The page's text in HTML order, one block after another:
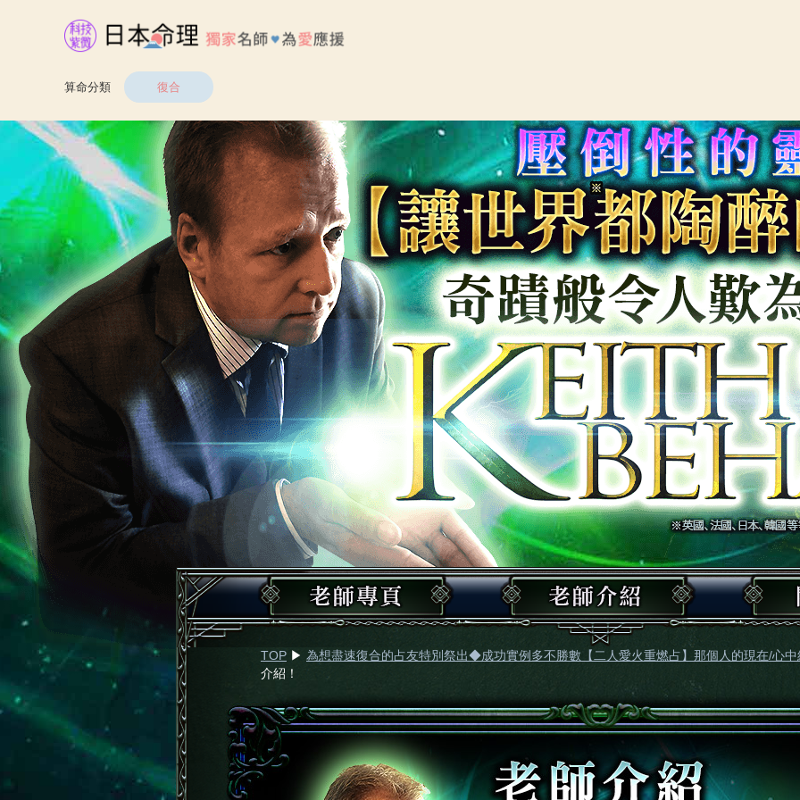
算命分類 復合
TOP ▶︎ 為想盡速復合的占友特別祭出◆成功實例多不勝數【二人愛火重燃占】那個人的現在/心中
介紹！